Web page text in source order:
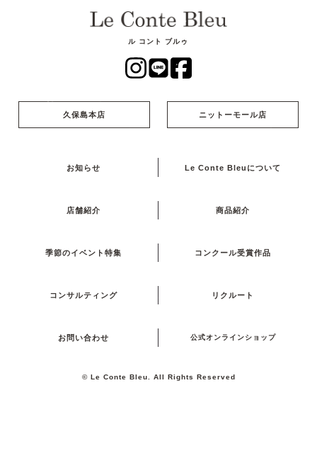
ル コント ブルゥ
久保島本店 ニットーモール店
お知らせ Le Conte Bleuについて
店舗紹介 商品紹介
季節のイベント特集 コンクール受賞作品
コンサルティング リクルート
お問い合わせ 公式オンラインショップ
© Le Conte Bleu. All Rights Reserved